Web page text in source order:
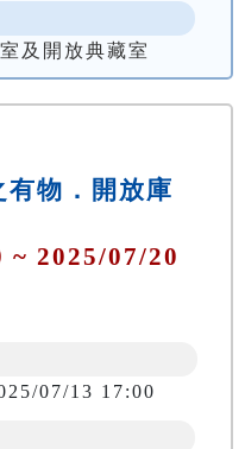
及開放典藏室
物．開放庫
~ 2025/07/20
07/13 17:00